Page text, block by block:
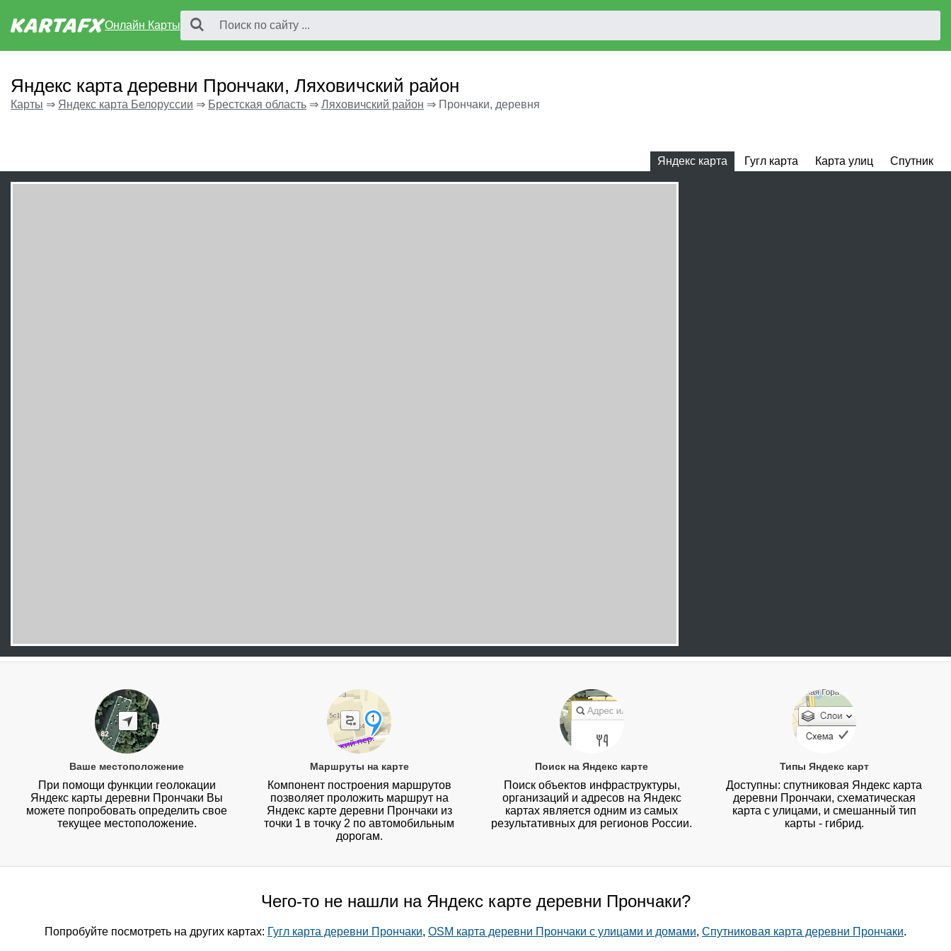
Онлайн Карты
Яндекс карта деревни Прончаки, Ляховичский район
Карты ⇒ Яндекс карта Белоруссии ⇒ Брестская область ⇒ Ляховичский район ⇒ Прончаки, деревня
Яндекс карта Гугл карта Карта улиц Спутник
Ваше местоположение
При помощи функции геолокации
Яндекс карты деревни Прончаки Вы
можете попробовать определить свое
текущее местоположение.
Маршруты на карте
Компонент построения маршрутов
позволяет проложить маршрут на
Яндекс карте деревни Прончаки из
точки 1 в точку 2 по автомобильным
дорогам.
Поиск на Яндекс карте
Поиск объектов инфраструктуры,
организаций и адресов на Яндекс
картах является одним из самых
результативных для регионов России.
Типы Яндекс карт
Доступны: спутниковая Яндекс карта
деревни Прончаки, схематическая
карта с улицами, и смешанный тип
карты - гибрид.
Чего-то не нашли на Яндекс карте деревни Прончаки?
Попробуйте посмотреть на других картах: Гугл карта деревни Прончаки, OSM карта деревни Прончаки с улицами и домами, Спутниковая карта деревни Прончаки.